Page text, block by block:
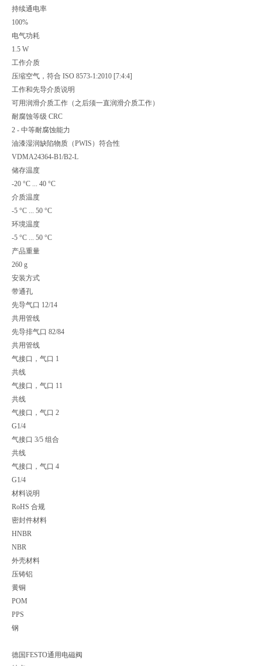
持续通电率
100%
电气功耗
1.5 W
工作介质
压缩空气，符合 ISO 8573-1:2010 [7:4:4]
工作和先导介质说明
可用润滑介质工作（之后须一直润滑介质工作）
耐腐蚀等级 CRC
2 - 中等耐腐蚀能力
油漆湿润缺陷物质（PWIS）符合性
VDMA24364-B1/B2-L
储存温度
-20 °C ... 40 °C
介质温度
-5 °C ... 50 °C
环境温度
-5 °C ... 50 °C
产品重量
260 g
安装方式
带通孔
先导气口 12/14
共用管线
先导排气口 82/84
共用管线
气接口，气口 1
共线
气接口，气口 11
共线
气接口，气口 2
G1/4
气接口 3/5 组合
共线
气接口，气口 4
G1/4
材料说明
RoHS 合规
密封件材料
HNBR
NBR
外壳材料
压铸铝
黄铜
POM
PPS
钢
德国FESTO通用电磁阀